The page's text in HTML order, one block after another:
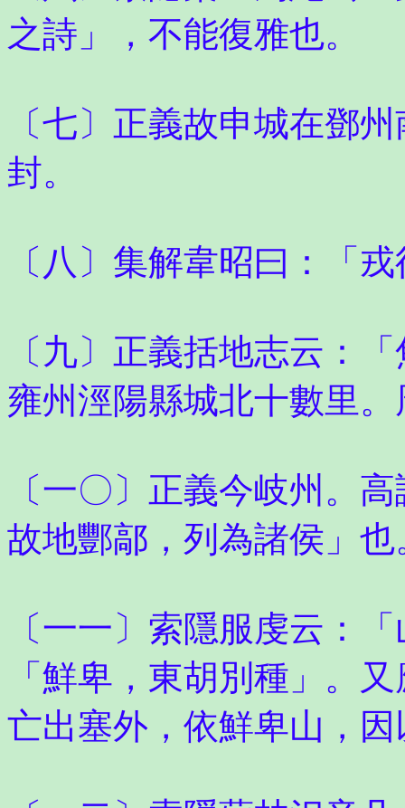
之詩」，不能復雅也。
〔七〕正義故申城在鄧
封。
〔八〕集解韋昭曰：「
〔九〕正義括地志云：
雍州涇陽縣城北十數里
〔一〇〕正義今岐州。
故地酆鄗，列為諸侯」也
〔一一〕索隱服虔云：
「鮮卑，東胡別種」。
亡出塞外，依鮮卑山，